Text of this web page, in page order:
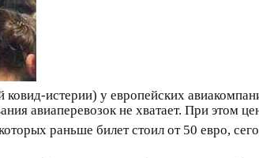
истерии) у европейских
авиаперевозок не хватает. При этом
раньше билет стоил от 50 евро,